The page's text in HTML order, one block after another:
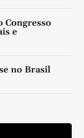
Congresso
e
no Brasil